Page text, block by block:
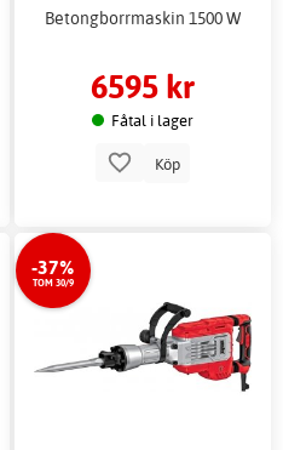
Betongborrmaskin 1500 W
6595 kr
Fåtal i lager
Köp
-37%
TOM 30/9